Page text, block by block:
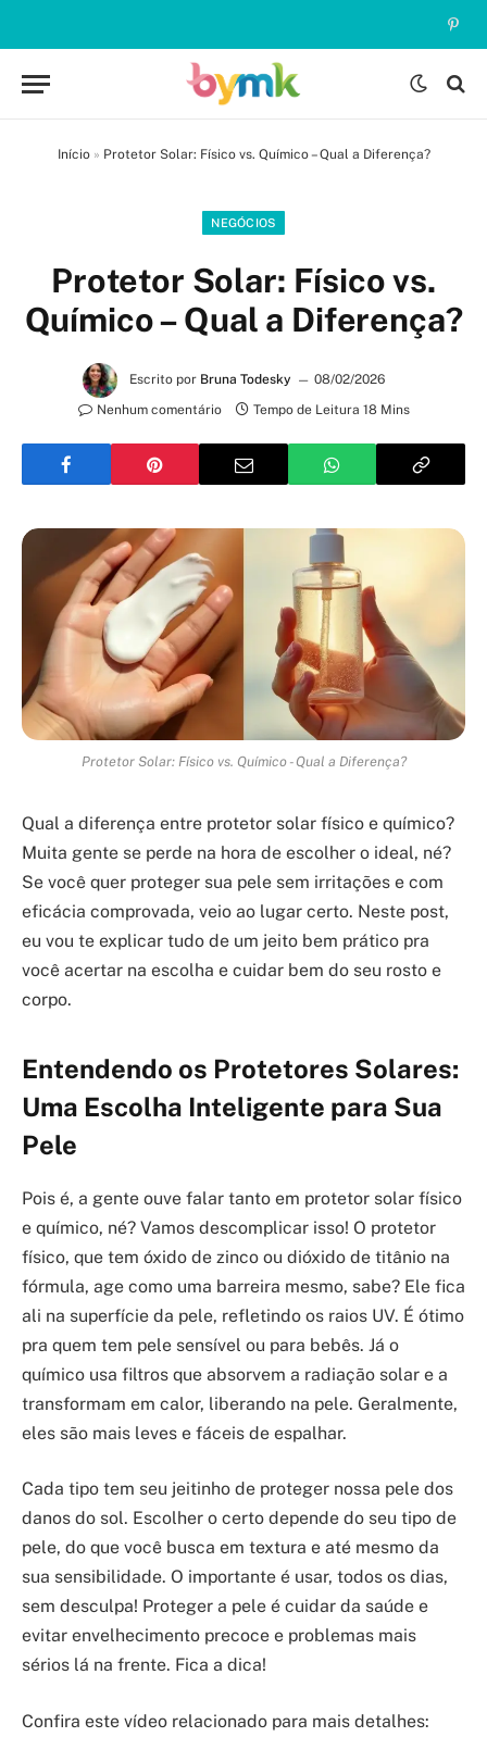
Início» Protetor Solar: Físico vs. Químico – Qual a Diferença?
NEGÓCIOS
Protetor Solar: Físico vs.
Químico – Qual a Diferença?
Escrito por Bruna Todesky
08/02/2026
Nenhum comentário
Tempo de Leitura 18 Mins
Protetor Solar: Físico vs. Químico - Qual a Diferença?
Qual a diferença entre protetor solar físico e químico?
Muita gente se perde na hora de escolher o ideal, né?
Se você quer proteger sua pele sem irritações e com
eficácia comprovada, veio ao lugar certo. Neste post,
eu vou te explicar tudo de um jeito bem prático pra
você acertar na escolha e cuidar bem do seu rosto e
corpo.
Entendendo os Protetores Solares:
Uma Escolha Inteligente para Sua
Pele
Pois é, a gente ouve falar tanto em protetor solar físico
e químico, né? Vamos descomplicar isso! O protetor
físico, que tem óxido de zinco ou dióxido de titânio na
fórmula, age como uma barreira mesmo, sabe? Ele fica
ali na superfície da pele, refletindo os raios UV. É ótimo
pra quem tem pele sensível ou para bebês. Já o
químico usa filtros que absorvem a radiação solar e a
transformam em calor, liberando na pele. Geralmente,
eles são mais leves e fáceis de espalhar.
Cada tipo tem seu jeitinho de proteger nossa pele dos
danos do sol. Escolher o certo depende do seu tipo de
pele, do que você busca em textura e até mesmo da
sua sensibilidade. O importante é usar, todos os dias,
sem desculpa! Proteger a pele é cuidar da saúde e
evitar envelhecimento precoce e problemas mais
sérios lá na frente. Fica a dica!
Confira este vídeo relacionado para mais detalhes: